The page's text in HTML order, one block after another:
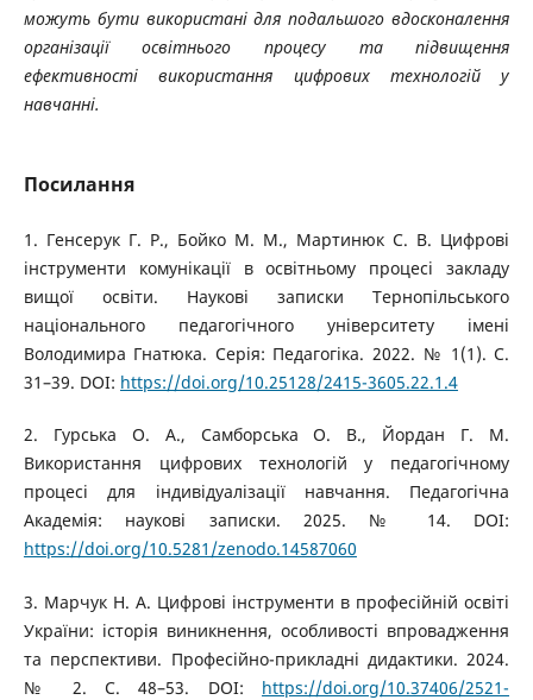
можуть бути використані для подальшого вдосконалення
організації освітнього процесу та підвищення
ефективності використання цифрових технологій у
навчанні.
Посилання
1. Генсерук Г. Р., Бойко М. М., Мартинюк С. В. Цифрові
інструменти комунікації в освітньому процесі закладу
вищої освіти. Наукові записки Тернопільського
національного педагогічного університету імені
Володимира Гнатюка. Серія: Педагогіка. 2022. № 1(1). С.
31–39. DOI: https://doi.org/10.25128/2415-3605.22.1.4
2. Гурська О. А., Самборська О. В., Йордан Г. М.
Використання цифрових технологій у педагогічному
процесі для індивідуалізації навчання. Педагогічна
Академія: наукові записки. 2025. № 14. DOI:
https://doi.org/10.5281/zenodo.14587060
3. Марчук Н. А. Цифрові інструменти в професійній освіті
України: історія виникнення, особливості впровадження
та перспективи. Професійно-прикладні дидактики. 2024.
№ 2. С. 48–53. DOI: https://doi.org/10.37406/2521-